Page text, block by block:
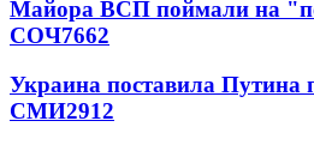
Майора ВСП поймали на
СОЧ7662
Украина поставила Путина
СМИ2912